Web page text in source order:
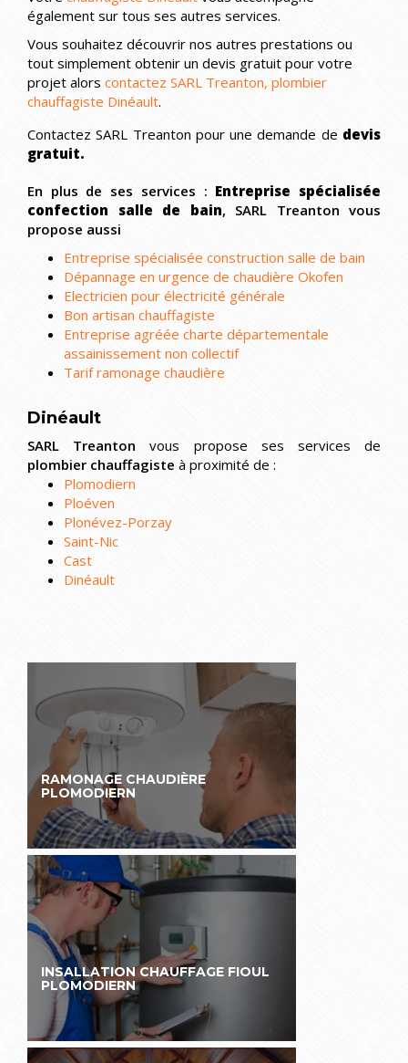
également sur tous ses autres services.
Vous souhaitez découvrir nos autres prestations ou
tout simplement obtenir un devis gratuit pour votre
projet alors contactez SARL Treanton, plombier
chauffagiste Dinéault.
Contactez SARL Treanton pour une demande de devis
gratuit.
En plus de ses services : Entreprise spécialisée
confection salle de bain, SARL Treanton vous
propose aussi
Entreprise spécialisée construction salle de bain
Dépannage en urgence de chaudière Okofen
Electricien pour électricité générale
Bon artisan chauffagiste
Entreprise agréée charte départementale
assainissement non collectif
Tarif ramonage chaudière
Dinéault
SARL Treanton vous propose ses services de
plombier chauffagiste à proximité de :
Plomodiern
Ploéven
Plonévez-Porzay
Saint-Nic
Cast
Dinéault
RAMONAGE CHAUDIÈRE
PLOMODIERN
INSALLATION CHAUFFAGE FIOUL
PLOMODIERN